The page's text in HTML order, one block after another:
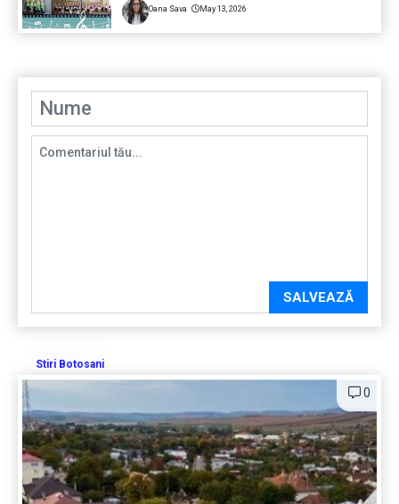
Oana Sava May 13, 2026
SALVEAZĂ
Stiri Botosani
0